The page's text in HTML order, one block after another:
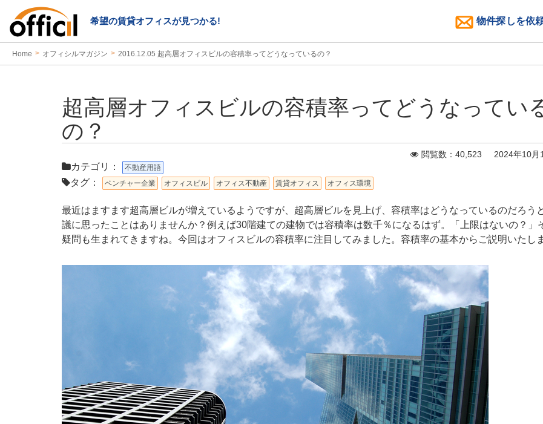
希望の賃貸オフィスが見つかる! 物件探しを依
Home オフィシルマガジン 2016.12.05 超高層オフィスビルの容積率ってどうなっているの？
超高層オフィスビルの容積率ってどうなってい
の？
閲覧数：40,523 2024年10月
カテゴリ： 不動産用語
タグ： ベンチャー企業 オフィスビル オフィス不動産 賃貸オフィス オフィス環境
最近はますます超高層ビルが増えているようですが、超高層ビルを見上げ、容積率はどうなっているのだろう
議に思ったことはありませんか？例えば30階建ての建物では容積率は数千％になるはず。「上限はないの？」
疑問も生まれてきますね。今回はオフィスビルの容積率に注目してみました。容積率の基本からご説明いたし